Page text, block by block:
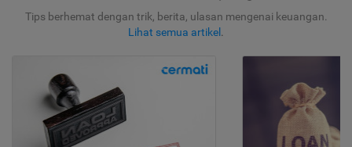
Tips berhemat dengan trik, berita, ulasan mengenai keuangan.
Lihat semua artikel .